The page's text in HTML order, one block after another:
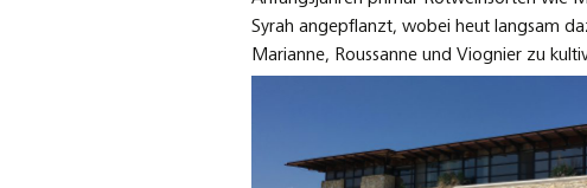
Syrah angepflanzt, wobei heut langsam
Marianne, Roussanne und Viognier zu